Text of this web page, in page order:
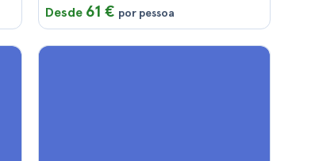
Desde 61 € por pessoa